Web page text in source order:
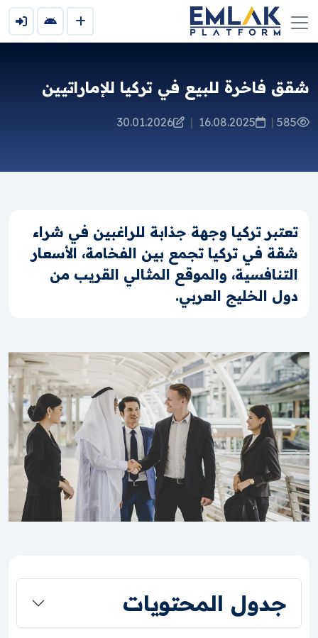
شقق فاخرة للبيع في تركيا للإماراتيين
585
|
16.08.2025
|
30.01.2026
تعتبر تركيا وجهة جذابة للراغبين في شراء
شقة في تركيا تجمع بين الفخامة، الأسعار
التنافسية، والموقع المثالي القريب من
دول الخليج العربي.
جدول المحتويات